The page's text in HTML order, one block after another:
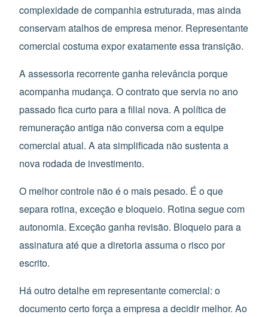
complexidade de companhia estruturada, mas ainda
conservam atalhos de empresa menor. Representante
comercial costuma expor exatamente essa transição.
A assessoria recorrente ganha relevância porque
acompanha mudança. O contrato que servia no ano
passado fica curto para a filial nova. A política de
remuneração antiga não conversa com a equipe
comercial atual. A ata simplificada não sustenta a
nova rodada de investimento.
O melhor controle não é o mais pesado. É o que
separa rotina, exceção e bloqueio. Rotina segue com
autonomia. Exceção ganha revisão. Bloqueio para a
assinatura até que a diretoria assuma o risco por
escrito.
Há outro detalhe em representante comercial: o
documento certo força a empresa a decidir melhor. Ao